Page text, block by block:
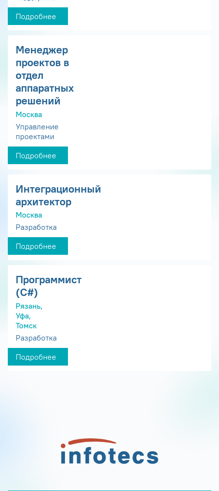
Подробнее
Менеджер
проектов в
отдел
аппаратных
решений
Москва
Управление
проектами
Подробнее
Интеграционный
архитектор
Москва
Разработка
Подробнее
Программист
(С#)
Рязань,
Уфа,
Томск
Разработка
Подробнее